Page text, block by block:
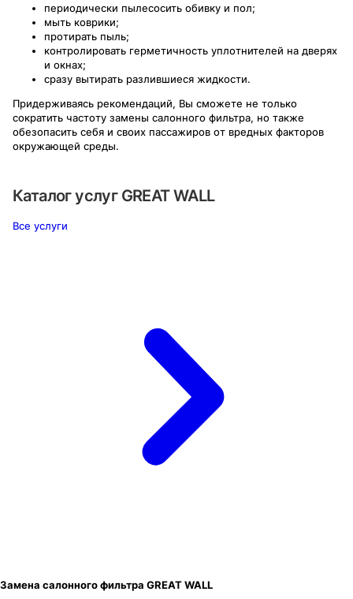
периодически пылесосить обивку и пол;
мыть коврики;
протирать пыль;
контролировать герметичность уплотнителей на дверях
и окнах;
сразу вытирать разлившиеся жидкости.
Придерживаясь рекомендаций, Вы сможете не только
сократить частоту замены салонного фильтра, но также
обезопасить себя и своих пассажиров от вредных факторов
окружающей среды.
Каталог услуг GREAT WALL
Все услуги
Замена салонного фильтра GREAT WALL